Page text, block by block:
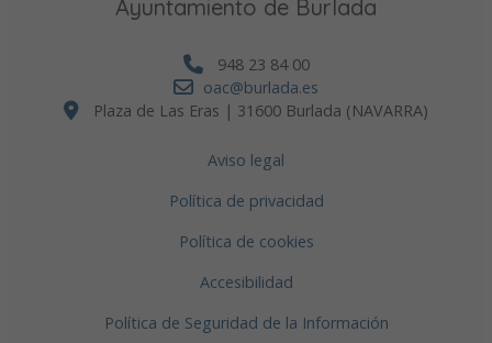
Ayuntamiento de Burlada
948 23 84 00
oac@burlada.es
Plaza de Las Eras | 31600 Burlada (NAVARRA)
Aviso legal
Política de privacidad
Política de cookies
Accesibilidad
Política de Seguridad de la Información